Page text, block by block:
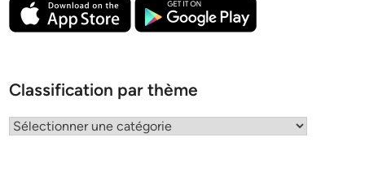
Classification par thème
Classification